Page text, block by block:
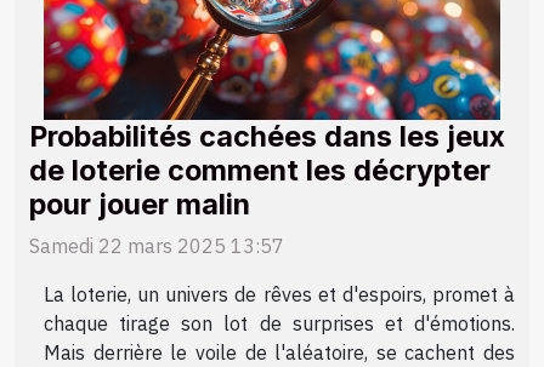
Probabilités cachées dans les jeux
de loterie comment les décrypter
pour jouer malin
Samedi 22 mars 2025 13:57
La loterie, un univers de rêves et d'espoirs, promet à
chaque tirage son lot de surprises et d'émotions.
Mais derrière le voile de l'aléatoire, se cachent des